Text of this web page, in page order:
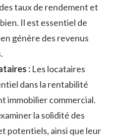
taux de​ rendement et
Il est essentiel de
génère des revenus
⁤: Les locataires
dans ‌la rentabilité
immobilier‍ commercial.
la solidité des
‍potentiels, ainsi que leur